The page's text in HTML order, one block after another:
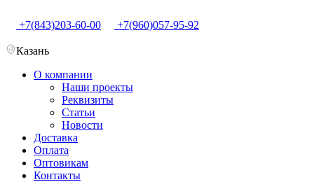
+7(843)203-60-00 +7(960)057-95-92
Казань
О компании
Наши проекты
Реквизиты
Статьи
Новости
Доставка
Оплата
Оптовикам
Контакты